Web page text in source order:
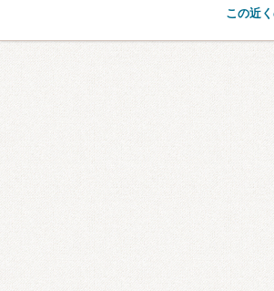
この近